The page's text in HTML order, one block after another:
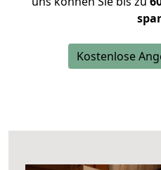
Kostenlose